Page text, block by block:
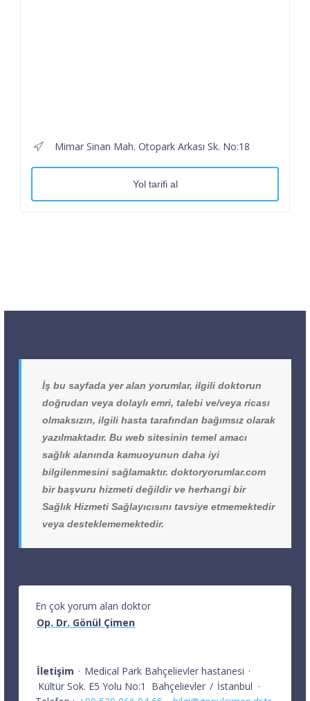
Mimar Sinan Mah. Otopark Arkası Sk. No:18
Yol tarifi al
İş bu sayfada yer alan yorumlar, ilgili doktorun
doğrudan veya dolaylı emri, talebi ve/veya ricası
olmaksızın, ilgili hasta tarafından bağımsız olarak
yazılmaktadır. Bu web sitesinin temel amacı
sağlık alanında kamuoyunun daha iyi
bilgilenmesini sağlamaktır. doktoryorumlar.com
bir başvuru hizmeti değildir ve herhangi bir
Sağlık Hizmeti Sağlayıcısını tavsiye etmemektedir
veya desteklememektedir.
En çok yorum alan doktor
Op. Dr. Gönül Çimen
İletişim · Medical Park Bahçelievler hastanesi ·
Kültür Sok. E5 Yolu No:1
Bahçelievler / İstanbul ·